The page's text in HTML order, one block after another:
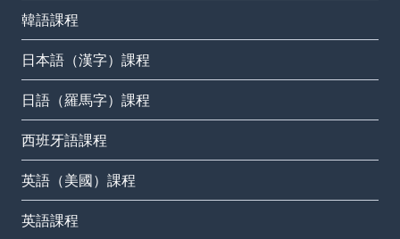
韓語課程
日本語（漢字）課程
日語（羅馬字）課程
西班牙語課程
英語（美國）課程
英語課程